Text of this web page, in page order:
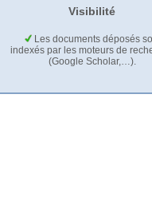
Visibilité
Les documents déposés
indexés par les moteurs de
(Google Scholar,…).